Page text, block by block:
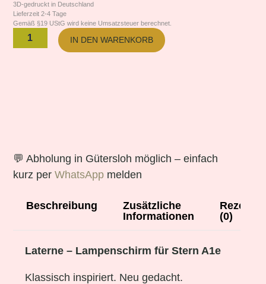
3D-gedruckt in Deutschland
Lieferzeit 2-4 Tage
Gemäß §19 UStG wird keine Umsatzsteuer berechnet.
IN DEN WARENKORB
💬 Abholung in Gütersloh möglich – einfach
kurz perWhatsApp melden
Beschreibung
Zusätzliche
Informationen
(0)
Laterne – Lampenschirm für Stern A1e
Klassisch inspiriert. Neu gedacht.